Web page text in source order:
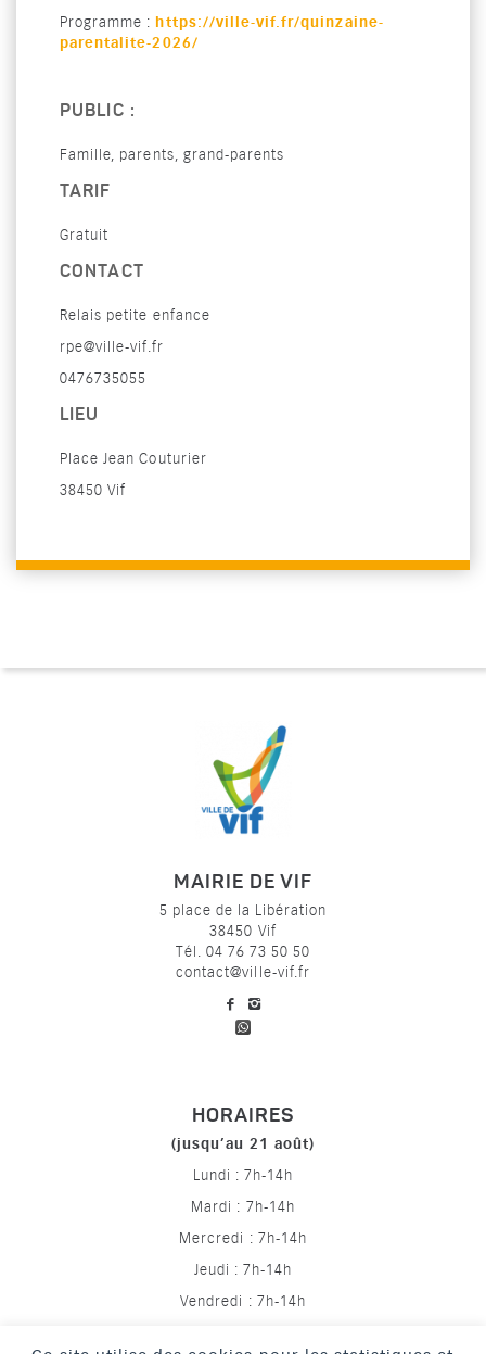
Programme :https://ville-vif.fr/quinzaine-
parentalite-2026/
PUBLIC :
Famille, parents, grand-parents
TARIF
Gratuit
CONTACT
Relais petite enfance
rpe@ville-vif.fr
0476735055
LIEU
Place Jean Couturier
38450 Vif
MAIRIE DE VIF
5 place de la Libération
38450 Vif
Tél. 04 76 73 50 50
contact@ville-vif.fr
voir notre page facebook
HORAIRES
(jusqu’au 21 août)
Lundi : 7h-14h
Mardi : 7h-14h
Mercredi : 7h-14h
Jeudi : 7h-14h
Vendredi : 7h-14h